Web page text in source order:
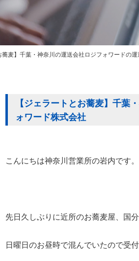
蕎麦】千葉・神奈川の運送会社ロジフォワードの
【ジェラートとお蕎麦】千葉
ォワード株式会社
こんにちは神奈川営業所の岩内です。
先日久しぶりに近所のお蕎麦屋、国
日曜日のお昼時で混んでいたので受